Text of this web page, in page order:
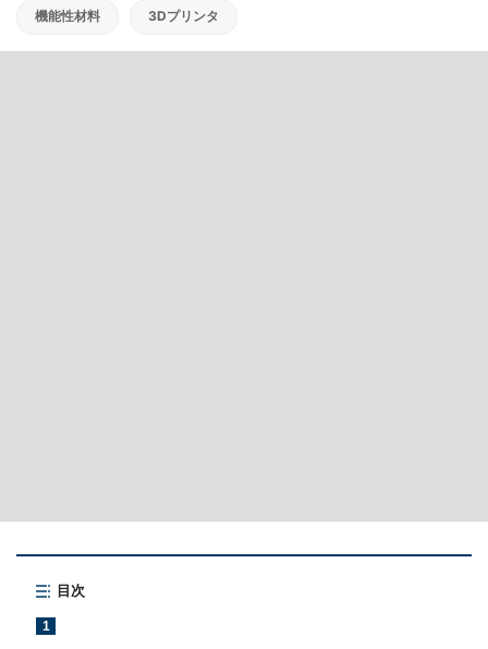
機能性材料 3Dプリンタ
目次
1